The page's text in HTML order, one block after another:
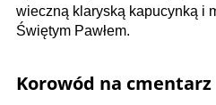
wieczną klaryską kapucynką i
Świętym Pawłem.
Korowód na cmentarz